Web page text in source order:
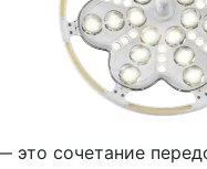
сочетание